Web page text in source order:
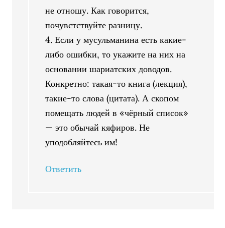
не отношу. Как говорится,
почувстствуйте разницу.
4. Если у мусульманина есть какие-
либо ошибки, то укажите на них на
основании шариатских доводов.
Конкретно: такая-то книга (лекция),
такие-то слова (цитата). А скопом
помещать людей в «чёрный список»
— это обычай кяфиров. Не
уподобляйтесь им!
Ответить